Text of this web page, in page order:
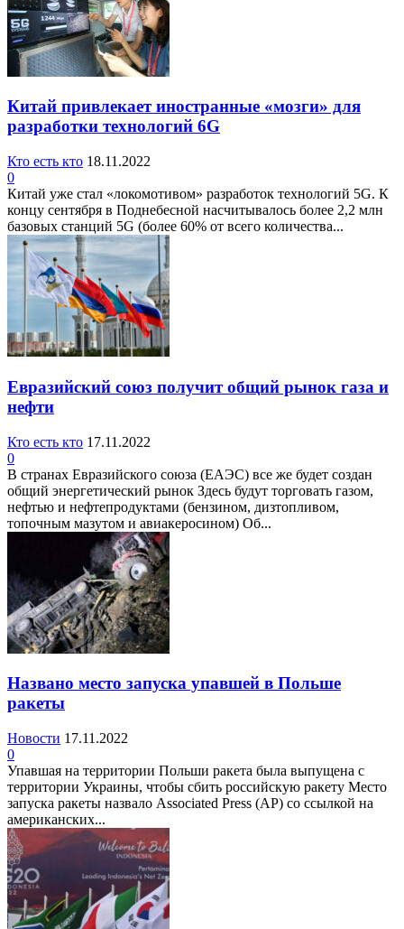
Китай привлекает иностранные «мозги» для
разработки технологий 6G
Кто есть кто 18.11.2022
0
Китай уже стал «локомотивом» разработок технологий 5G. К
концу сентября в Поднебесной насчитывалось более 2,2 млн
базовых станций 5G (более 60% от всего количества...
Евразийский союз получит общий рынок газа и
нефти
Кто есть кто 17.11.2022
0
В странах Евразийского союза (ЕАЭС) все же будет создан
общий энергетический рынок Здесь будут торговать газом,
нефтью и нефтепродуктами (бензином, дизтопливом,
топочным мазутом и авиакеросином) Об...
Названо место запуска упавшей в Польше
ракеты
Новости 17.11.2022
0
Упавшая на территории Польши ракета была выпущена с
территории Украины, чтобы сбить российскую ракету Место
запуска ракеты назвало Associated Press (AP) со ссылкой на
американских...